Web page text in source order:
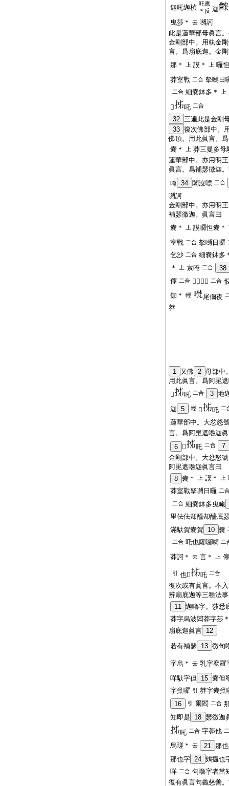
迦吒迦楨 吒應
＊反 迦
曳莎＊
去 嚩訶
此是蓮華部母眞言
金剛部中。用執金
言。爲扇底迦。金
那＊
上 謨＊ 上 囉
莽室戰 二合 拏嚩日
二合 細嚢鉢多＊ 上
𤙖
吒 二合
32 三遍此是金剛
33 復次佛部中。
佛頂。用此眞言。
嚢＊
上 莽三曼多母
蓮華部中。亦用明
眞言。爲補瑟徴迦
唵 34 闍沒嘌 二合
嚩訶
金剛部中。亦用明
補瑟徴迦。眞言曰
嚢＊
上 謨囉怛嚢＊
室戰 二合 拏嚩日囉
乞沙 二合 細嚢鉢多
＊
上 素唵 二合
38
儜 二合 𤙖蘗＊嘌 二合
伽＊
輕 尾儞夜
莽
1 又佛 2 母部中
用此眞言。爲阿毘
𤙖
吒 二合 3 地
迦 5 輕 𤙖 吒 二
蓮華部中。大忿怒
言。爲阿毘遮嚕迦
6
𤙖 吒 二合
7
金剛部中。大忿怒
阿毘遮嚕迦眞言曰
8 嚢＊ 上 謨＊ 上
莽室戰拏嚩日囉 二
二合 細嚢鉢多曳唵
里佉佉却醯却醯底
滿馱賀嚢賀 10 嚢
二合 吒也薩囉嚩 二
莽訶＊ 去 言＊ 上
引 也𤙖 吒 二合
復次或有眞言。不
辨扇底迦等三種法
11 迦嚕字。莎悉
莽字烏波閦莽字莎
扇底迦眞言 12
若有補瑟 13 徴句
字烏＊ 去 乳字麼羅
咩馱字但
15 嚢但
字蘖囉 引 莽字嚢蘖
16
引 爾閻 二合
知即是
18 瑟徴迦
吒 二合 字莽他
烏瑳＊ 去 21 那
那也字 24 鴳攞也
咩 二合 句嚕字者當
復有眞言句義慈善